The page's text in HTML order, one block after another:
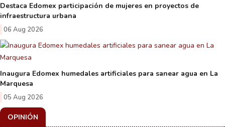
Destaca Edomex participación de mujeres en proyectos de
infraestructura urbana
06 Aug 2026
Inaugura Edomex humedales artificiales para sanear agua en La
Marquesa
05 Aug 2026
OPINIÓN